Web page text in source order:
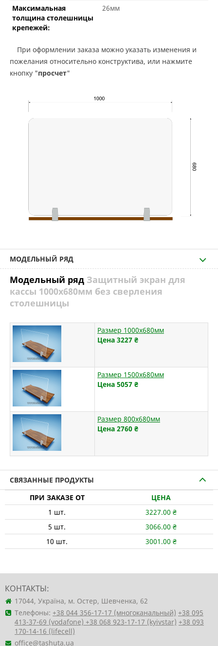
Максимальная
толщина столешницы
крепежей:
26мм
При оформлении заказа можно указать изменения и
пожелания относительно конструктива, или нажмите
кнопку "просчет"
МОДЕЛЬНЫЙ РЯД
Модельный ряд Защитный экран для
кассы 1000х680мм без сверления
столешницы
Размер 1000х680мм
Цена 3227 ₴
Размер 1500х680мм
Цена 5057 ₴
Размер 800х680мм
Цена 2760 ₴
СВЯЗАННЫЕ ПРОДУКТЫ
ПРИ ЗАКАЗЕ ОТ
ЦЕНА
1 шт. 3227.00 ₴
5 шт. 3066.00 ₴
10 шт. 3001.00 ₴
КОНТАКТЫ:
17044, Україна, м. Остер, Шевченка, 62
Телефоны: +38 044 356-17-17 (многоканальный) +38 095
413-37-69 (vodafone) +38 068 923-17-17 (kyivstar) +38 093
170-14-16 (lifecell)
office@tashuta.ua